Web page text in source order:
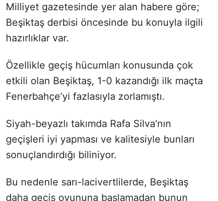
Milliyet gazetesinde yer alan habere göre;
Beşiktaş derbisi öncesinde bu konuyla ilgili
hazırlıklar var.
Özellikle geçiş hücumları konusunda çok
etkili olan Beşiktaş, 1-0 kazandığı ilk maçta
Fenerbahçe’yi fazlasıyla zorlamıştı.
Siyah-beyazlı takımda Rafa Silva’nın
geçişleri iyi yapması ve kalitesiyle bunları
sonuçlandırdığı biliniyor.
Bu nedenle sarı-lacivertlilerde, Beşiktaş
daha geçiş oyununa başlamadan bunun